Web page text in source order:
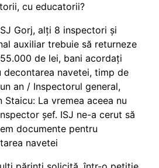
cu educatorii?
Gorj, alți 8 inspectori și
auxiliar trebuie să returneze
de lei, bani acordați
decontarea navetei, timp de
an / Inspectorul general,
Staicu: La vremea aceea nu
șef. ISJ ne-a cerut să
documente pentru
navetei